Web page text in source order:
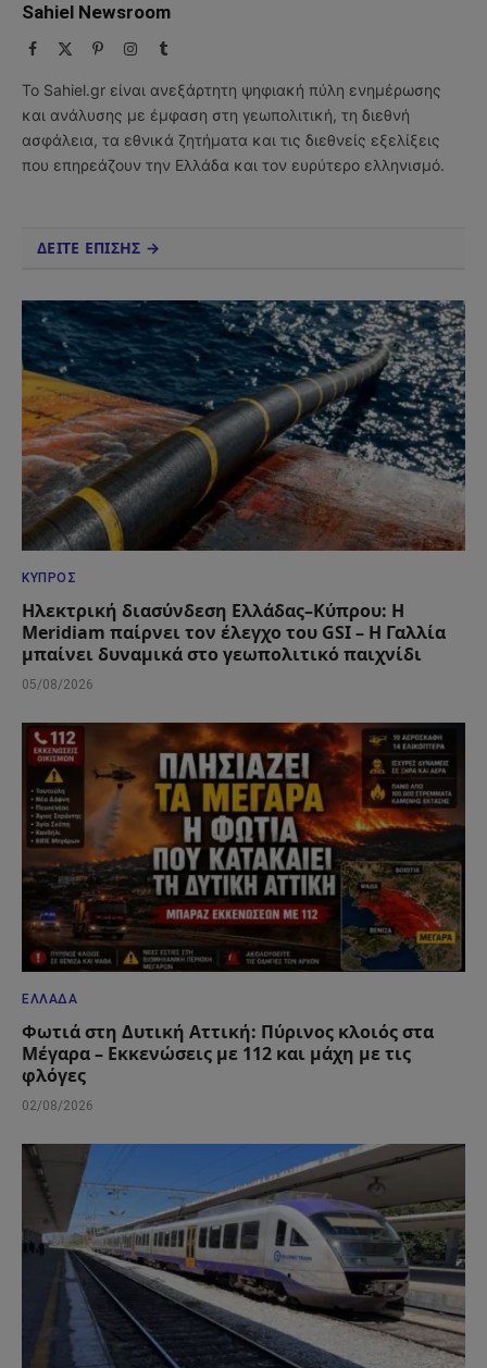
Sahiel Newsroom
Facebook PinterestInstagram
Tumblr
Το Sahiel.gr είναι ανεξάρτητη ψηφιακή πύλη ενημέρωσης
και ανάλυσης με έμφαση στη γεωπολιτική, τη διεθνή
ασφάλεια, τα εθνικά ζητήματα και τις διεθνείς εξελίξεις
που επηρεάζουν την Ελλάδα και τον ευρύτερο ελληνισμό.
ΔΕΙΤΕ ΕΠΙΣΗΣ →
ΚΎΠΡΟΣ
Ηλεκτρική διασύνδεση Ελλάδας–Κύπρου: Η
Meridiam παίρνει τον έλεγχο του GSI – Η Γαλλία
μπαίνει δυναμικά στο γεωπολιτικό παιχνίδι
05/08/2026
ΕΛΛΆΔΑ
Φωτιά στη Δυτική Αττική: Πύρινος κλοιός στα
Μέγαρα – Εκκενώσεις με 112 και μάχη με τις
φλόγες
02/08/2026